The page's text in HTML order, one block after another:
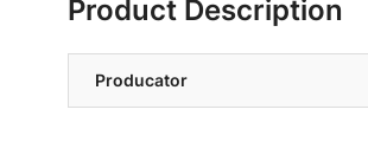
Product Description
Producator